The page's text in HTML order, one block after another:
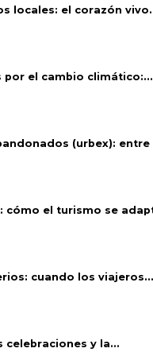
locales: el corazón
por el cambio climático:...
(urbex): entre
cómo el turismo se
cuando los viajeros...
celebraciones y la...